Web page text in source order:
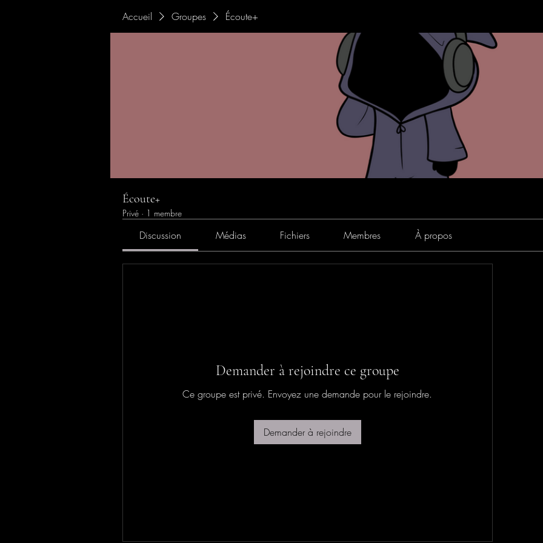
Accueil Groupes Écoute+
Écoute+
Privé · 1 membre
Discussion Médias Fichiers Membres À propos
Demander à rejoindre ce groupe
Ce groupe est privé. Envoyez une demande pour le rejoindre.
Demander à rejoindre